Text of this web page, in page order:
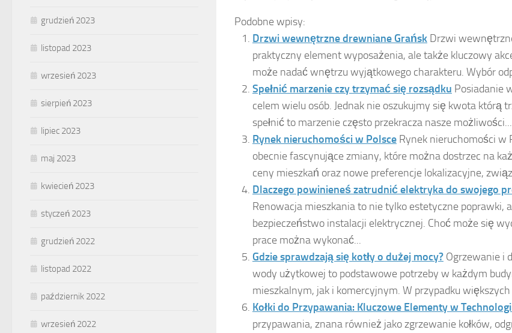
Podobne wpisy:
Drzwi wewnętrzne drewniane Grańsk Drzwi
praktyczny element wyposażenia, ale także kluczowy
może nadać wnętrzu wyjątkowego charakteru. Wybór
Spełnić marzenie czy trzymać się rozsądku Posiadanie
celem wielu osób. Jednak nie oszukujmy się kwota którą
spełnić to marzenie często przekracza nasze
Rynek nieruchomości w Polsce Rynek nieruchomości w
obecnie fascynujące zmiany, które można dostrzec na
ceny mieszkań oraz nowe preferencje lokalizacyjne,
Dlaczego powinieneś zatrudnić elektryka do swojego
Renowacja mieszkania to nie tylko estetyczne poprawki,
bezpieczeństwo instalacji elektrycznej. Choć może się
prace można wykonać...
Gdzie sprawdzają się kotły o dużej mocy? Ogrzewanie i
wody użytkowej to podstawowe potrzeby w każdym
mieszkalnym, jak i komercyjnym. W przypadku
Kołki do Przypawania: Kluczowe Elementy w
przypawania, znana również jako zgrzewanie kołków,
grudzień 2023
listopad 2023
wrzesień 2023
sierpień 2023
lipiec 2023
maj 2023
kwiecień 2023
styczeń 2023
grudzień 2022
listopad 2022
październik 2022
wrzesień 2022